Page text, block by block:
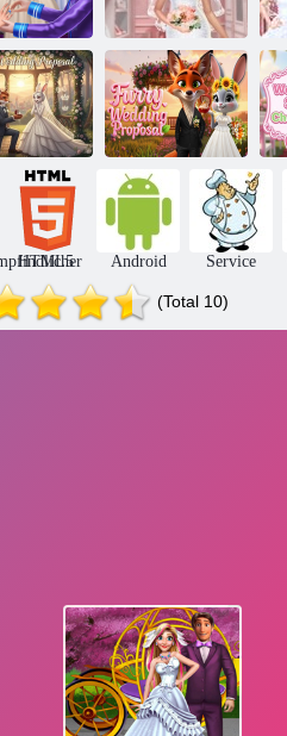
Trauung
Brautatelier
Pelziger
Pelziger
Hochzeitsantrag
HTML5 Android Service
(Total 10)